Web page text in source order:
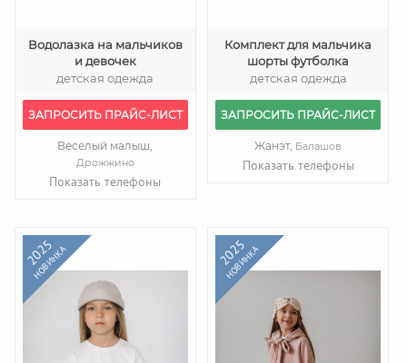
Водолазка на мальчиков
и девочек
детская одежда
ЗАПРОСИТЬ ПРАЙС-ЛИСТ
Веселый малыш,
Дрожжино
Показать телефоны
Комплект для мальчика
шорты футболка
детская одежда
ЗАПРОСИТЬ ПРАЙС-ЛИСТ
Жанэт, Балашов
Показать телефоны
2025
НОВИНКА 2025
НОВИНКА